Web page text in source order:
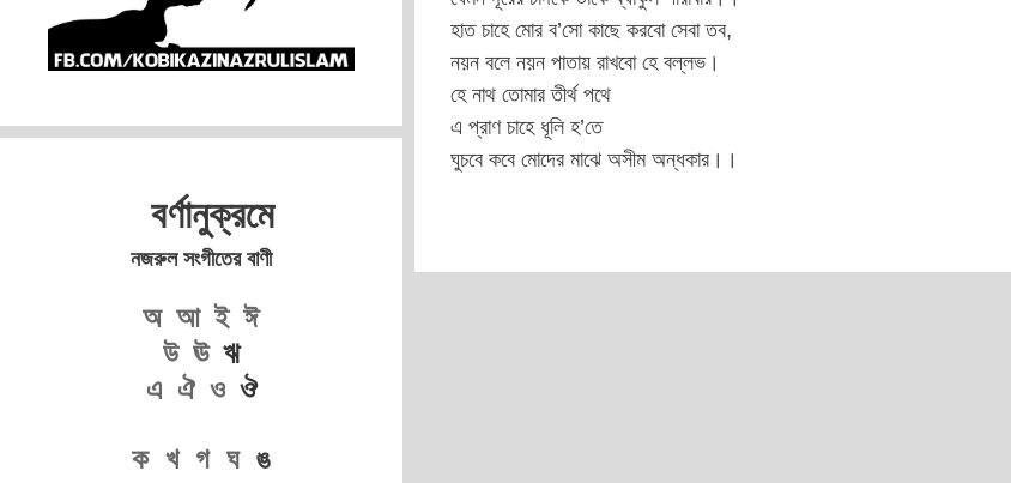
হাত চাহে মোর ব’সো কাছে করবো সেবা তব,
নয়ন বলে নয়ন পাতায় রাখবো হে বল্লভ।
হে নাথ তোমার তীর্থ পথে
এ প্রাণ চাহে ধূলি হ’তে
ঘুচবে কবে মোদের মাঝে অসীম অন্ধকার।।
বর্ণানুক্রমে
নজরুল সংগীতের বাণী
অ আ ই ঈ
উ ঊঋ
এ ঐ ওঔ
ক খ গ ঘঙ